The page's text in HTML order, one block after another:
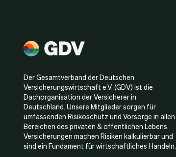
Der Gesamtverband der Deutschen
Versicherungswirtschaft e.V. (GDV) ist die
Dachorganisation der Versicherer in
Deutschland. Unsere Mitglieder sorgen für
umfassenden Risikoschutz und Vorsorge in allen
Bereichen des privaten & öffentlichen Lebens.
Versicherungen machen Risiken kalkulierbar und
sind ein Fundament für wirtschaftliches Handeln.